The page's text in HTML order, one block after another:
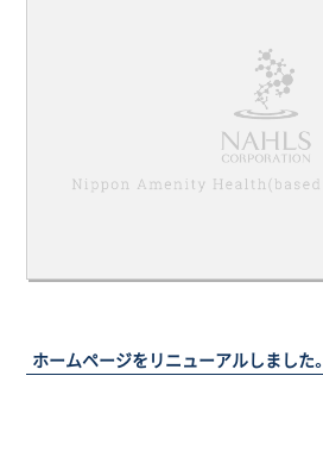
ホームページをリニューアルしました。